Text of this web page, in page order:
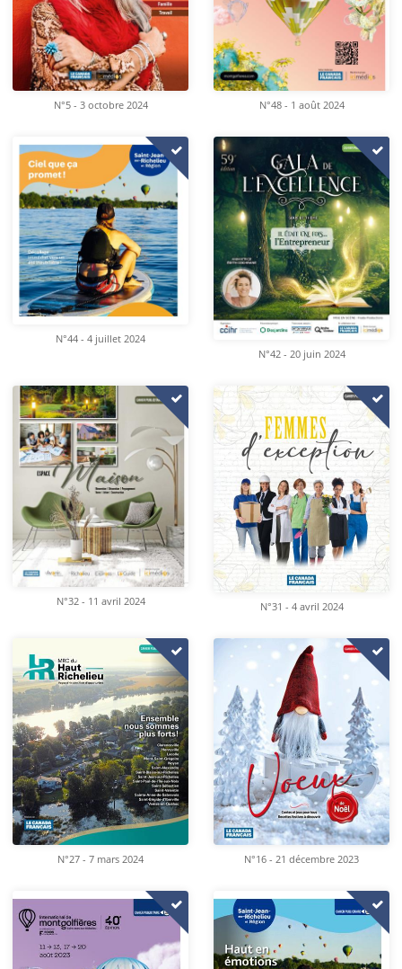
N°5 - 3 octobre 2024 N°48 - 1 août 2024
N°44 - 4 juillet 2024
N°42 - 20 juin 2024
N°32 - 11 avril 2024 N°31 - 4 avril 2024
N°27 - 7 mars 2024 N°16 - 21 décembre 2023